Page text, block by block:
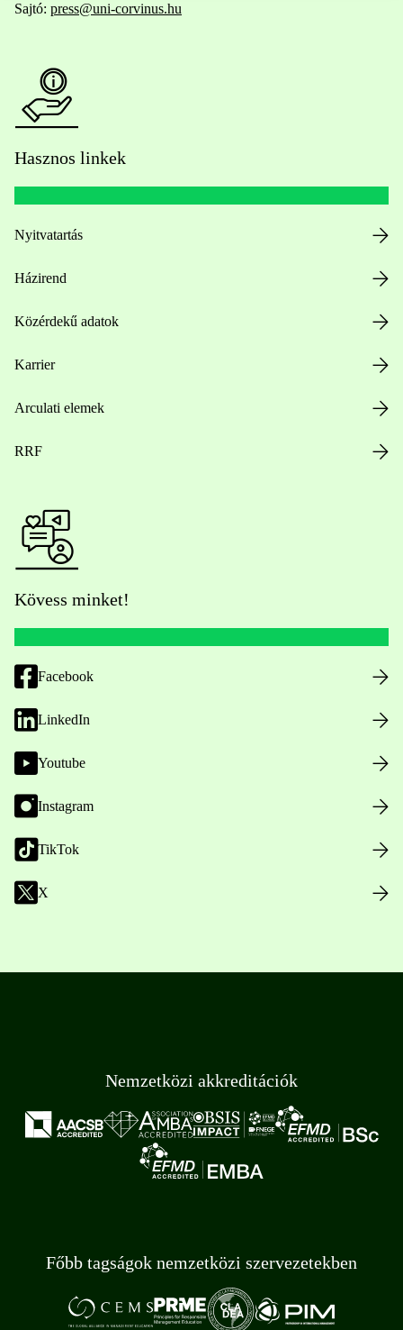
Sajtó: press@uni-corvinus.hu
Hasznos linkek
Nyitvatartás
Házirend
Közérdekű adatok
Karrier
Arculati elemek
RRF
Kövess minket!
Facebook
LinkedIn
Youtube
Instagram
TikTok
X
Nemzetközi akkreditációk
Főbb tagságok nemzetközi szervezetekben